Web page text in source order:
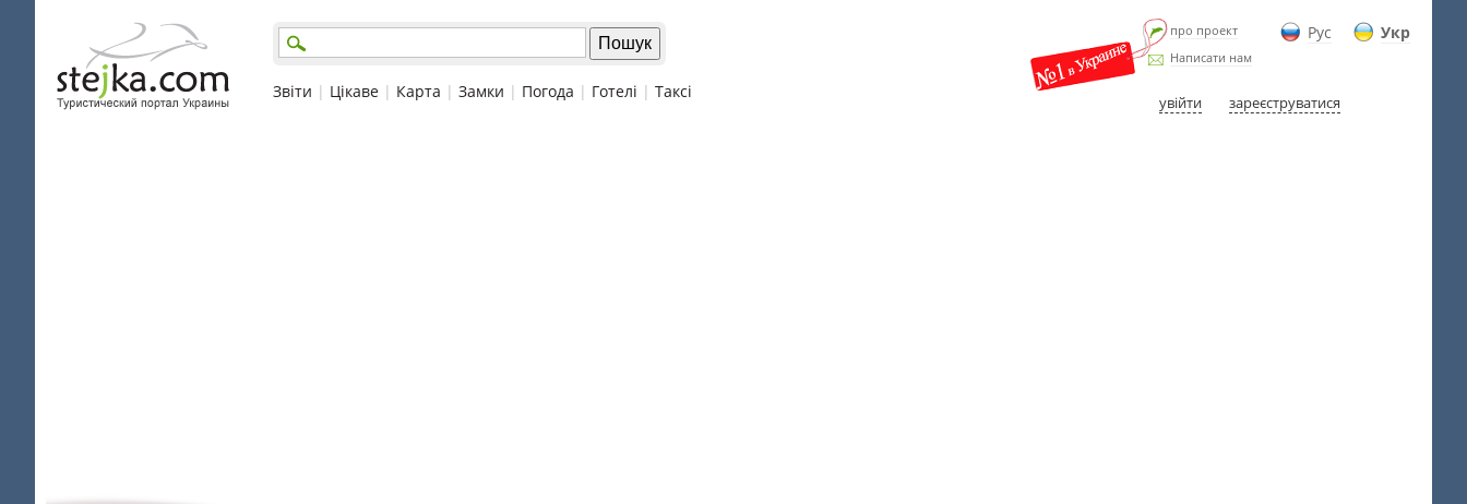
Рус Укр
про проект
Написати нам
увійти зареєструватися
Звіти | Цікаве | Карта | Замки | Погода | Готелі | Таксі